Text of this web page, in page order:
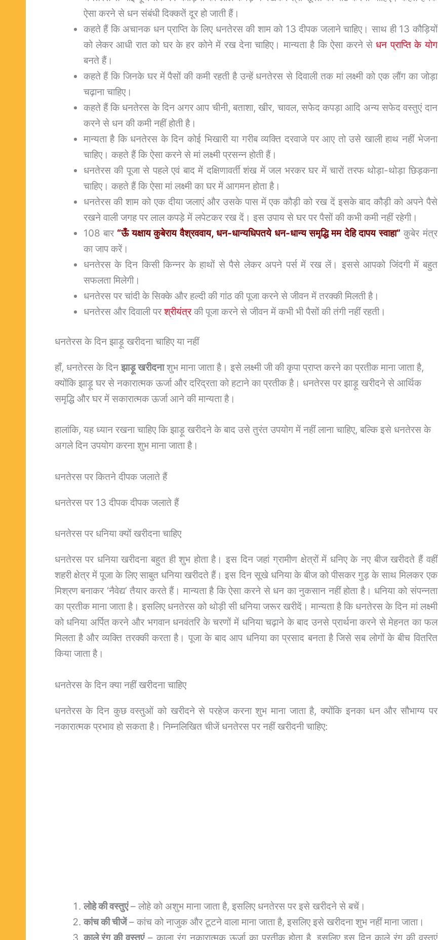
ऐसा करने से धन संबंधी दिक्कतें दूर हो जाती हैं।
कहते हैं कि अचानक धन प्राप्ति के लिए धनतेरस की शाम को 13 दीपक जलाने चाहिए। साथ ही 13 कौड़ियों
को लेकर आधी रात को घर के हर कोने में रख देना चाहिए। मान्यता है कि ऐसा करने सेधन प्राप्ति के योग
बनते हैं।
कहते हैं कि जिनके घर में पैसों की कमी रहती है उन्हें धनतेरस से दिवाली तक मां लक्ष्मी को एक लौंग का जोड़ा
चढ़ाना चाहिए।
कहते हैं कि धनतेरस के दिन अगर आप चीनी, बताशा, खीर, चावल, सफेद कपड़ा आदि अन्य सफेद वस्तुएं दान
करने से धन की कमी नहीं होती है।
मान्यता है कि धनतेरस के दिन कोई भिखारी या गरीब व्यक्ति दरवाजे पर आए तो उसे खाली हाथ नहीं भेजना
चाहिए। कहते हैं कि ऐसा करने से मां लक्ष्मी प्रसन्न होती हैं।
धनतेरस की पूजा से पहले एवं बाद में दक्षिणावर्ती शंख में जल भरकर घर में चारों तरफ थोड़ा-थोड़ा छिड़कना
चाहिए। कहते हैं कि ऐसा मां लक्ष्मी का घर में आगमन होता है।
धनतेरस की शाम को एक दीया जलाएं और उसके पास में एक कौड़ी को रख दें इसके बाद कौड़ी को अपने पैसे
रखने वाली जगह पर लाल कपड़े में लपेटकर रख दें। इस उपाय से घर पर पैसों की कभी कमी नहीं रहेगी।
108 बार “ऊँ यक्षाय कुबेराय वैश्रववाय, धन-धान्यधिपतये धन-धान्य समृद्धि मम देहि दापय स्वाहा” कुबेर मंत्र
का जाप करें।
धनतेरस के दिन किसी किन्नर के हाथों से पैसे लेकर अपने पर्स में रख लें। इससे आपको जिंदगी में बहुत
सफलता मिलेगी।
धनतेरस पर चांदी के सिक्के और हल्दी की गांठ की पूजा करने से जीवन में तरक्की मिलती है।
धनतेरस और दिवाली परश्रीयंत्रकी पूजा करने से जीवन में कभी भी पैसों की तंगी नहीं रहती।
धनतेरस के दिन झाड़ू खरीदना चाहिए या नहीं
हाँ, धनतेरस के दिनझाड़ू खरीदनाशुभ माना जाता है। इसे लक्ष्मी जी की कृपा प्राप्त करने का प्रतीक माना जाता है,
क्योंकि झाड़ू घर से नकारात्मक ऊर्जा और दरिद्रता को हटाने का प्रतीक है। धनतेरस पर झाड़ू खरीदने से आर्थिक
समृद्धि और घर में सकारात्मक ऊर्जा आने की मान्यता है।
हालांकि, यह ध्यान रखना चाहिए कि झाड़ू खरीदने के बाद उसे तुरंत उपयोग में नहीं लाना चाहिए, बल्कि इसे धनतेरस के
अगले दिन उपयोग करना शुभ माना जाता है।
धनतेरस पर कितने दीपक जलाते हैं
धनतेरस पर 13 दीपक दीपक जलाते हैं
धनतेरस पर धनिया क्यों खरीदना चाहिए
धनतेरस पर धनिया खरीदना बहुत ही शुभ होता है। इस दिन जहां ग्रामीण क्षेत्रों में धनिए के नए बीज खरीदते हैं वहीं
शहरी क्षेत्र में पूजा के लिए साबुत धनिया खरीदते हैं। इस दिन सूखे धनिया के बीज को पीसकर गुड़ के साथ मिलकर एक
मिश्रण बनाकर ‘नैवेद्य’ तैयार करते हैं। मान्यता है कि ऐसा करने से धन का नुकसान नहीं होता है। धनिया को संपन्नता
का प्रतीक माना जाता है। इसलिए धनतेरस को थोड़ी सी धनिया जरूर खरीदें। मान्यता है कि धनतेरस के दिन मां लक्ष्मी
को धनिया अर्पित करने और भगवान धनवंतरि के चरणों में धनिया चढ़ाने के बाद उनसे प्रार्थना करने से मेहनत का फल
मिलता है और व्यक्ति तरक्की करता है। पूजा के बाद आप धनिया का प्रसाद बनता है जिसे सब लोगों के बीच वितरित
किया जाता है।
धनतेरस के दिन क्या नहीं खरीदना चाहिए
धनतेरस के दिन कुछ वस्तुओं को खरीदने से परहेज करना शुभ माना जाता है, क्योंकि इनका धन और सौभाग्य पर
नकारात्मक प्रभाव हो सकता है। निम्नलिखित चीजें धनतेरस पर नहीं खरीदनी चाहिए:
लोहे की वस्तुएं– लोहे को अशुभ माना जाता है, इसलिए धनतेरस पर इसे खरीदने से बचें।
कांच की चीजें– कांच को नाजुक और टूटने वाला माना जाता है, इसलिए इसे खरीदना शुभ नहीं माना जाता।